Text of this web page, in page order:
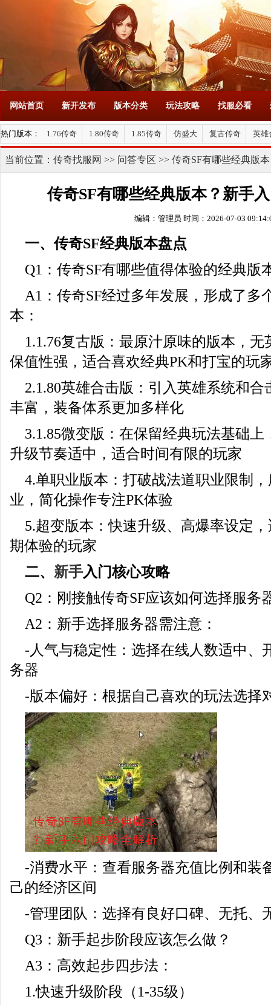
网站首页 新开发布 版本分类 玩法攻略 找服必看
热门版本： 1.76传奇 1.80传奇 1.85传奇 仿盛大 复古传奇 英雄
当前位置： 传奇找服网 >> 问答专区 >> 传奇SF有哪些经典版
传奇SF有哪些经典版本？新手
编辑：管理员 时间：2026-07-03
一、传奇SF经典版本盘点
Q1：传奇SF有哪些值得体验的经典版
A1：传奇SF经过多年发展，形成了多
本：
1.1.76复古版：最原汁原味的版本，
保值性强，适合喜欢经典PK和打宝的玩
2.1.80英雄合击版：引入英雄系统和
丰富，装备体系更加多样化
3.1.85微变版：在保留经典玩法基础
升级节奏适中，适合时间有限的玩家
4.单职业版本：打破战法道职业限制
业，简化操作专注PK体验
5.超变版本：快速升级、高爆率设定
期体验的玩家
二、 新手入门核心攻略
Q2：刚接触传奇SF应该如何选择服务
A2：新手选择服务器需注意：
-人气与稳定性：选择在线人数适中、
务器
-版本偏好：根据自己喜欢的玩法选择
-消费水平：查看服务器充值比例和装
己的经济区间
-管理团队：选择有良好口碑、无托、
Q3：新手起步阶段应该怎么做？
A3：高效起步四步法：
1.快速升级阶段（1-35级）